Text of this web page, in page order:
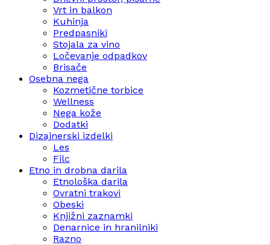
Vrt in balkon
Kuhinja
Predpasniki
Stojala za vino
Ločevanje odpadkov
Brisače
Osebna nega
Kozmetične torbice
Wellness
Nega kože
Dodatki
Dizajnerski izdelki
Les
Filc
Etno in drobna darila
Etnološka darila
Ovratni trakovi
Obeski
Knjižni zaznamki
Denarnice in hranilniki
Razno